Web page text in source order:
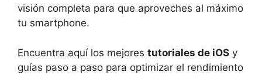
visión completa para que aproveches al máximo
tu smartphone.
Encuentra aquí los mejores tutoriales de iOS y
guías paso a paso para optimizar el rendimiento